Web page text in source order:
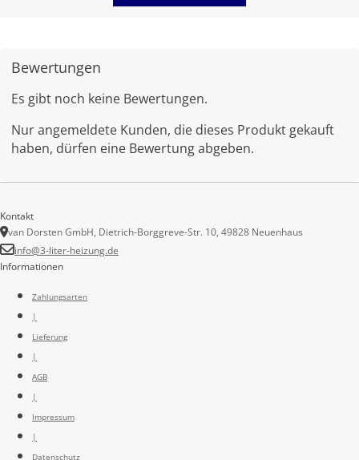
Bewertungen
Es gibt noch keine Bewertungen.
Nur angemeldete Kunden, die dieses Produkt gekauft
haben, dürfen eine Bewertung abgeben.
Informationen
Zahlungsarten
|
Lieferung
|
AGB
|
Impressum
|
Datenschutz
Kontakt
van Dorsten GmbH, Dietrich-Borggreve-Str. 10, 49828 Neuenhaus
info@3-liter-heizung.de